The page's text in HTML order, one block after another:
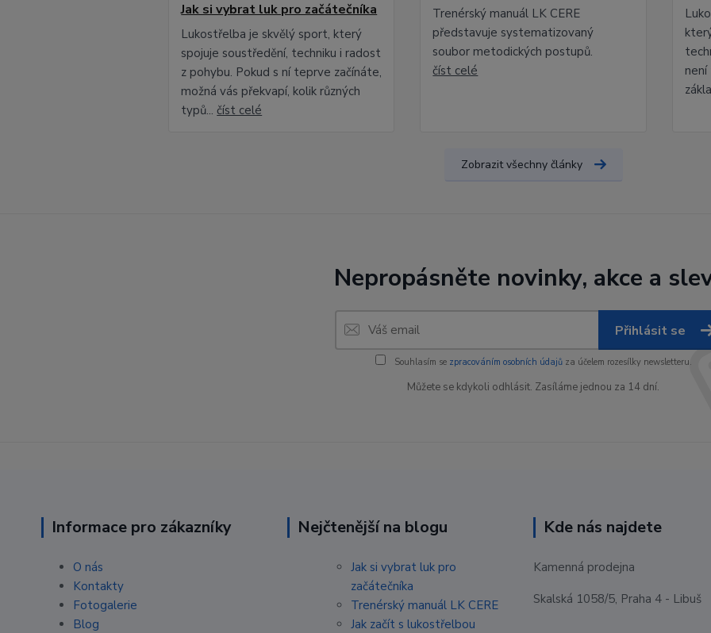
Jak si vybrat luk pro začátečníka
Lukostřelba je skvělý sport, který
spojuje soustředění, techniku i radost
z pohybu. Pokud s ní teprve začínáte,
možná vás překvapí, kolik různých
typů...číst celé
Trenérský manuál LK CERE
představuje systematizovaný
soubor metodických postupů.
číst celé
Zobrazit všechny články
Nepropásněte novinky, akce a
Přihlásit se
Souhlasím se zpracováním osobních údajůza účelem rozesílky newsletteru.
Můžete se kdykoli odhlásit. Zasíláme jednou za 14 dní.
Informace pro zákazníky
O nás
Kontakty
Fotogalerie
Blog
Nejčtenější na blogu
Jak si vybrat luk pro
začátečníka
Trenérský manuál LK CERE
Jak začít s lukostřelbou
Kde nás najdete
Kamenná prodejna
Skalská 1058/5, Praha 4 - Libuš